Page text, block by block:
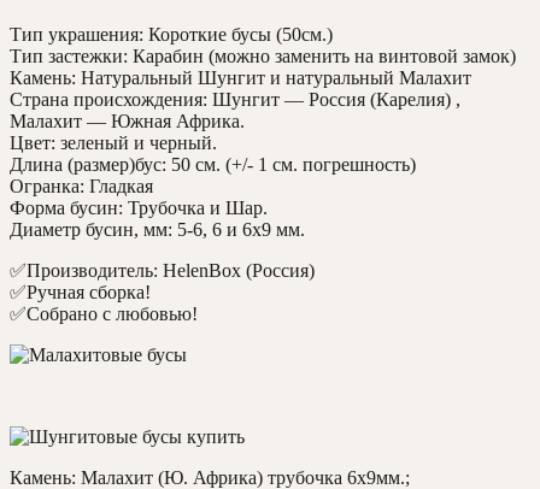
Тип украшения: Короткие бусы (50см.)
Тип застежки: Карабин (можно заменить на винтовой замок)
Камень: Натуральный Шунгит и натуральный Малахит
Страна происхождения: Шунгит — Россия (Карелия) ,
Малахит — Южная Африка.
Цвет: зеленый и черный.
Длина (размер)бус: 50 см. (+/- 1 см. погрешность)
Огранка: Гладкая
Форма бусин: Трубочка и Шар.
Диаметр бусин, мм: 5-6, 6 и 6х9 мм.
✅Производитель: HelenBox (Россия)
✅Ручная сборка!
✅Собрано с любовью!
Камень: Малахит (Ю. Африка) трубочка 6х9мм.;